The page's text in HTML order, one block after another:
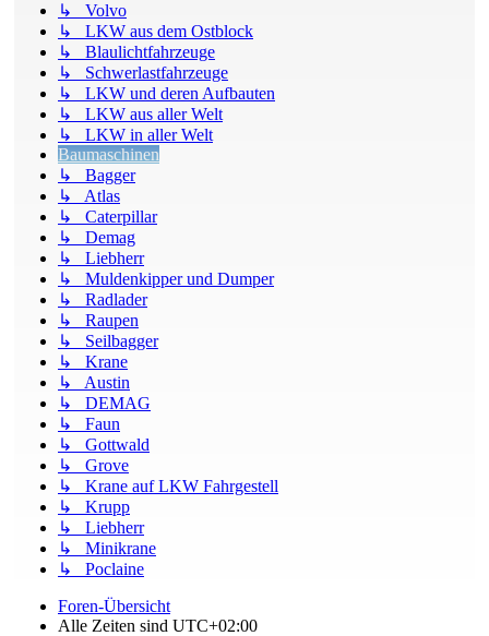
↳ Volvo
↳ LKW aus dem Ostblock
↳ Blaulichtfahrzeuge
↳ Schwerlastfahrzeuge
↳ LKW und deren Aufbauten
↳ LKW aus aller Welt
↳ LKW in aller Welt
Baumaschinen
↳ Bagger
↳ Atlas
↳ Caterpillar
↳ Demag
↳ Liebherr
↳ Muldenkipper und Dumper
↳ Radlader
↳ Raupen
↳ Seilbagger
↳ Krane
↳ Austin
↳ DEMAG
↳ Faun
↳ Gottwald
↳ Grove
↳ Krane auf LKW Fahrgestell
↳ Krupp
↳ Liebherr
↳ Minikrane
↳ Poclaine
Foren-Übersicht
Alle Zeiten sind UTC+02:00